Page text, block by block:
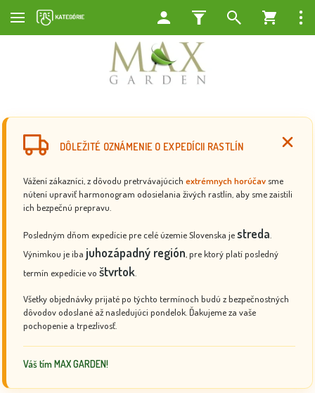
DÔLEŽITÉ OZNÁMENIE O EXPEDÍCII RASTLÍN
Vážení zákazníci, z dôvodu pretrvávajúcich extrémnych horúčav sme
nútení upraviť harmonogram odosielania živých rastlín, aby sme zaistili
ich bezpečnú prepravu.
Posledným dňom expedície pre celé územie Slovenska jestreda
Výnimkou je iba juhozápadný región , pre ktorý platí posledný
termín expedície vo štvrtok
Všetky objednávky prijaté po týchto termínoch budú z bezpečnostných
dôvodov odoslané až nasledujúci pondelok. Ďakujeme za vaše
pochopenie a trpezlivosť.
Váš tím MAX GARDEN!